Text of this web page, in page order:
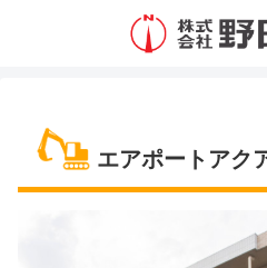
エアポートアク